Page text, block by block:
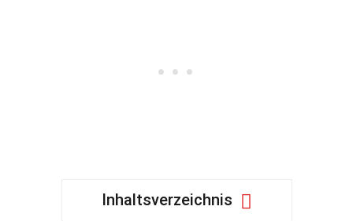
Inhaltsverzeichnis